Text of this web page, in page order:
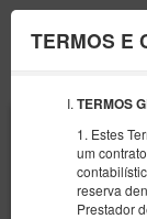
TERMOS E
TERMOS
1. Estes
um
reserva
Prestador
2026
NÚMERO DE